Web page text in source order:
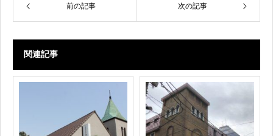
前の記事 次の記事
関連記事